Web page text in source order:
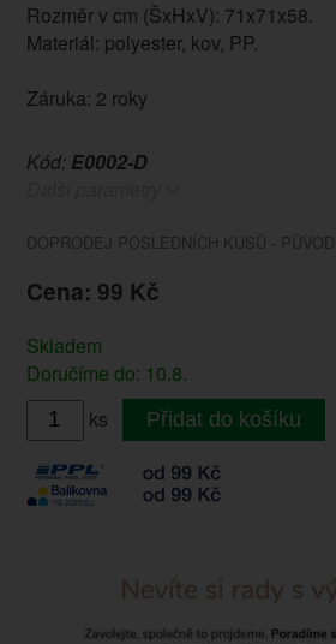
Rozměr v cm (ŠxHxV): 71x71x58.
Materiál: polyester, kov, PP.
Záruka: 2 roky
Kód: E0002-D
DOPRODEJ POSLEDNÍCH KUSŮ -
Cena: 99 Kč
Skladem
Doručíme do: 10.8.
ks
Přidat do košíku